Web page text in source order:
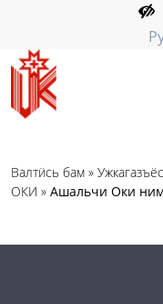
Валтӥсь бам » Ужкагазъёс
ОКИ » Ашальчи Оки